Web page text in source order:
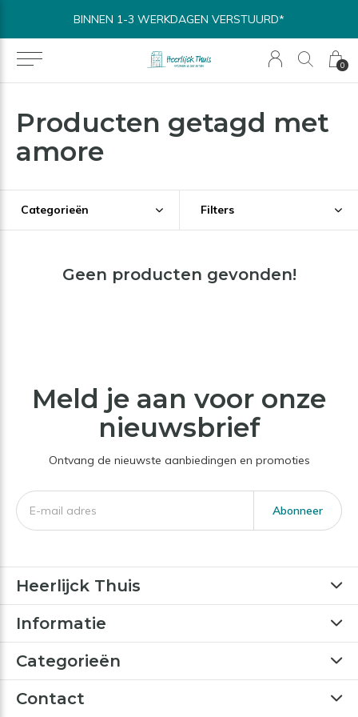
0
BINNEN 1-3 WERKDAGEN VERSTUURD*
Producten getagd met
amore
Categorieën Filters
Geen producten gevonden!
Meld je aan voor onze
nieuwsbrief
Ontvang de nieuwste aanbiedingen en promoties
Abonneer
Heerlijck Thuis
Informatie
Categorieën
Contact